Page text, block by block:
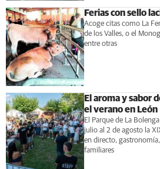
Ferias con sello
Acoge citas como La
de los Valles, o el
entre otras
El aroma y sabor
el verano en León
El Parque de La
julio al 2 de agosto la
en directo,
familiares